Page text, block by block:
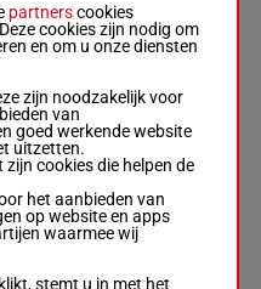
partnerscookies
cookies zijn nodig om
en om u onze diensten
zijn noodzakelijk voor
van
goed werkende website
uitzetten.
cookies die helpen de
het aanbieden van
op website en apps
waarmee wij
stemt u in met het